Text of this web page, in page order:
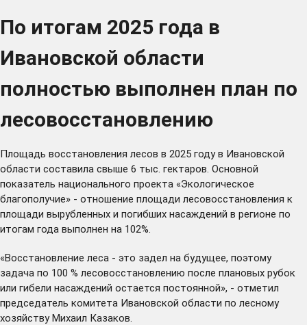
По итогам 2025 года в
Ивановской области
полностью выполнен план по
лесовосстановлению
Площадь восстановления лесов в 2025 году в Ивановской
области составила свыше 6 тыс. гектаров. Основной
показатель национального проекта «Экологическое
благополучие» - отношение площади лесовосстановления к
площади вырубленных и погибших насаждений в регионе по
итогам года выполнен на 102%.
«Восстановление леса - это задел на будущее, поэтому
задача по 100 % лесовосстановлению после плановых рубок
или гибели насаждений остается постоянной», - отметил
председатель комитета Ивановской области по лесному
хозяйству Михаил Казаков.